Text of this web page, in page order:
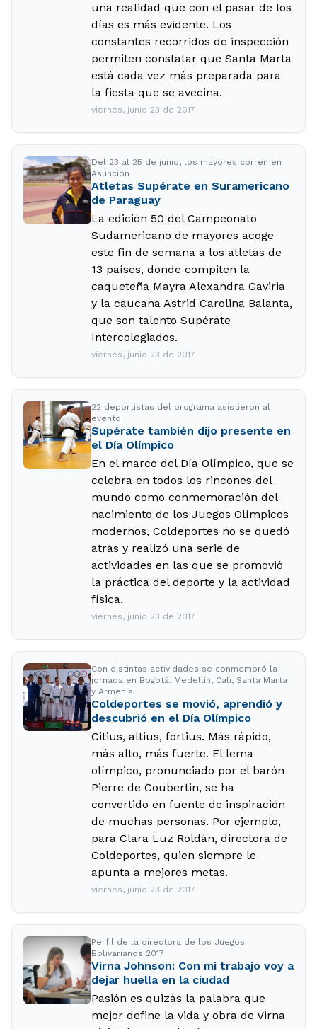
una realidad que con el pasar de los
días es más evidente. Los
constantes recorridos de inspección
permiten constatar que Santa Marta
está cada vez más preparada para
la fiesta que se avecina.
viernes, junio 23 de 2017
Del 23 al 25 de junio, los mayores corren en
Asunción
Atletas Supérate en Suramericano
de Paraguay
La edición 50 del Campeonato
Sudamericano de mayores acoge
este fin de semana a los atletas de
13 países, donde compiten la
caqueteña Mayra Alexandra Gaviria
y la caucana Astrid Carolina Balanta,
que son talento Supérate
Intercolegiados.
viernes, junio 23 de 2017
22 deportistas del programa asistieron al
evento
Supérate también dijo presente en
el Día Olímpico
En el marco del Día Olímpico, que se
celebra en todos los rincones del
mundo como conmemoración del
nacimiento de los Juegos Olímpicos
modernos, Coldeportes no se quedó
atrás y realizó una serie de
actividades en las que se promovió
la práctica del deporte y la actividad
física.
viernes, junio 23 de 2017
Con distintas actividades se conmemoró la
jornada en Bogotá, Medellín, Cali, Santa Marta
y Armenia
Coldeportes se movió, aprendió y
descubrió en el Día Olímpico
Citius, altius, fortius. Más rápido,
más alto, más fuerte. El lema
olímpico, pronunciado por el barón
Pierre de Coubertin, se ha
convertido en fuente de inspiración
de muchas personas. Por ejemplo,
para Clara Luz Roldán, directora de
Coldeportes, quien siempre le
apunta a mejores metas.
viernes, junio 23 de 2017
Perfil de la directora de los Juegos
Bolivarianos 2017
Virna Johnson: Con mi trabajo voy a
dejar huella en la ciudad
Pasión es quizás la palabra que
mejor define la vida y obra de Virna